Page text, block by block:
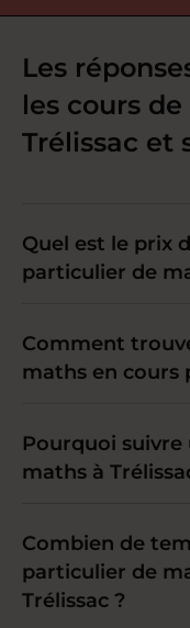
Les
les cours
Trélissac et
Quel est le prix
particulier de
Comment
maths en cours
Pourquoi
maths à
Combien de
particulier de
Trélissac ?